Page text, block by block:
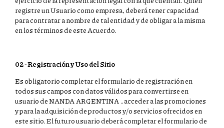
registre un Usuario como empresa, deberá tener capacidad
para contratar a nombre de tal entidad y de obligar a la misma
en los términos de este Acuerdo.
02 - Registración y Uso del Sitio
Es obligatorio completar el formulario de registración en
todos sus campos con datos válidos para convertirse en
usuario de NANDA ARGENTINA , acceder a las promociones
y para la adquisición de productos y/o servicios ofrecidos en
este sitio. El futuro usuario deberá completar el formulario de